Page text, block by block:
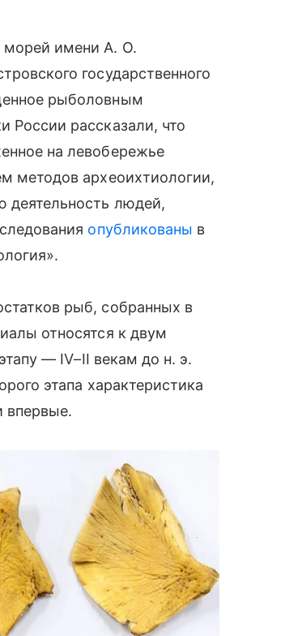
морей имени А. О.
государственного
рыболовным
России рассказали, что
на левобережье
методов археоихтиологии,
деятельность людей,
опубликованы в
рыб, собранных в
относятся к двум
— IV–II векам до н. э.
этапа характеристика
впервые.